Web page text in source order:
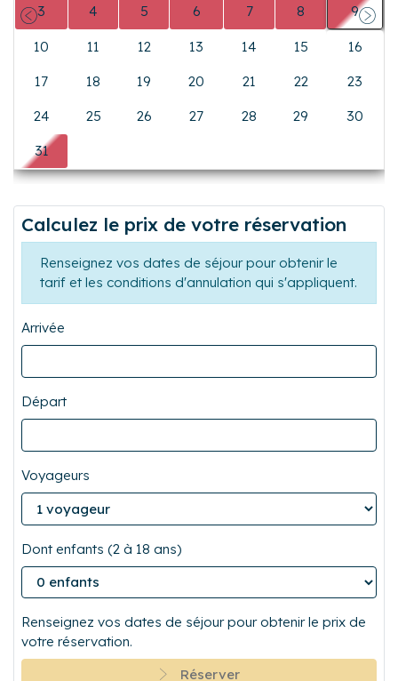
cet effet à l’extérieur de l’immeuble.
- Pour tout séjour d'une durée supérieure à 6 nuits, nous
- Le village vacances sera fermé pour maintenance de
3 4 5 6 7 8 9
10 11 12 13 14 15 16
17 18 19 20 21 22 23
24 25 26 27 28 29 30
31
Précédent
Calculez le prix de votre réservation
Renseignez vos dates de séjour pour obtenir le
tarif et les conditions d'annulation qui s'appliquent.
Arrivée
Départ
Voyageurs
Dont enfants (2 à 18 ans)
Renseignez vos dates de séjour pour obtenir le prix de
votre réservation.
Réserver